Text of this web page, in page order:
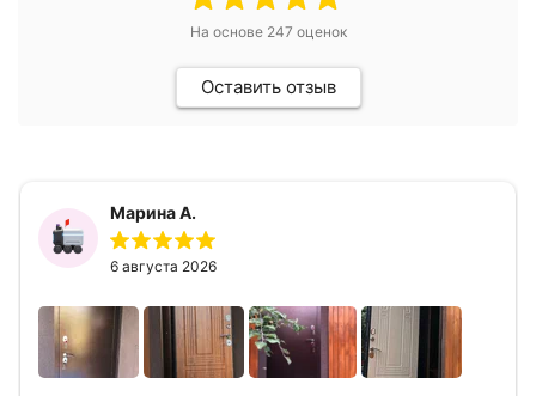
На основе 247 оценок
Оставить отзыв
Марина А.
6 августа 2026